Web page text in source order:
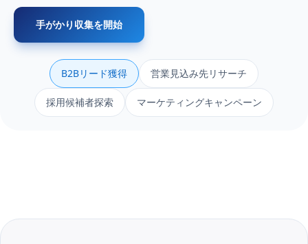
手がかり収集を開始
B2Bリード獲得 営業見込み先リサーチ
採用候補者探索 マーケティングキャンペーン